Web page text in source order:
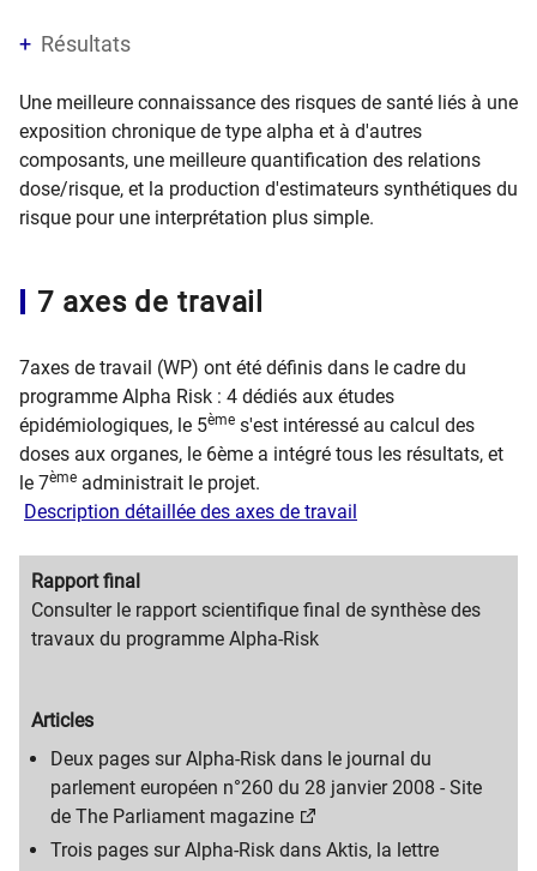
Résultats
Une meilleure connaissance des risques de santé liés à une
exposition chronique de type alpha et à d'autres
composants, une meilleure quantification des relations
dose/risque, et la production d'estimateurs synthétiques du
risque pour une interprétation plus simple.
7 axes de travail
7axes de travail (WP) ont été définis dans le cadre du
programme Alpha Risk : 4 dédiés aux études
épidémiologiques, le 5ème s'est intéressé au calcul des
doses aux organes, le 6ème a intégré tous les résultats, et
le 7ème administrait le projet.
Description détaillée des axes de travail
Migration
content
title
Rapport final
Migration
content
Consulter le rapport scientifique final de synthèse des
travaux du programme Alpha-Risk
Migration
content
title
Articles
Migration
content
text
Deux pages sur Alpha-Risk dans le journal du
parlement européen n°260 du 28 janvier 2008 - Site
de The Parliament magazine
Trois pages sur Alpha-Risk dans Aktis, la lettre